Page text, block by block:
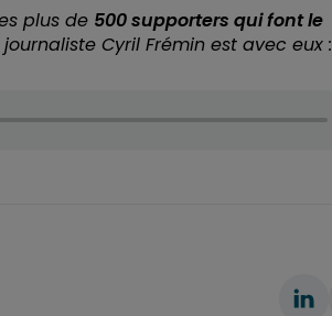
plus de 500 supporters qui font le
Cyril Frémin est avec eux :